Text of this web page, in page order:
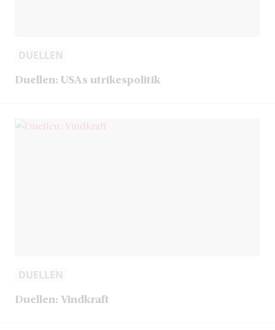
DUELLEN
Duellen: USAs utrikespolitik
DUELLEN
Duellen: Vindkraft